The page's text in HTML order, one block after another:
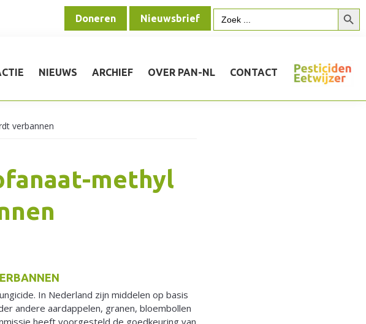
Doneren Nieuwsbrief
Zoek
naar:
NIEUWS ARCHIEF OVER PAN-NL CONTACT
verbannen
methyl
In Nederland zijn middelen op basis
andere aardappelen, granen, bloembollen